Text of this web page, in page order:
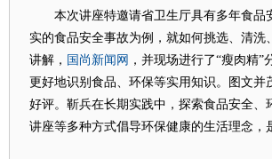
本次讲座特邀请省卫生厅具有多年食品
实的食品安全事故为例，就如何挑选、清
讲解， 国尚新闻网 ，并现场进行了“瘦肉精
更好地识别食品、环保等实用知识。图文
好评。靳兵在长期实践中，探索食品安全
讲座等多种方式倡导环保健康的生活理念